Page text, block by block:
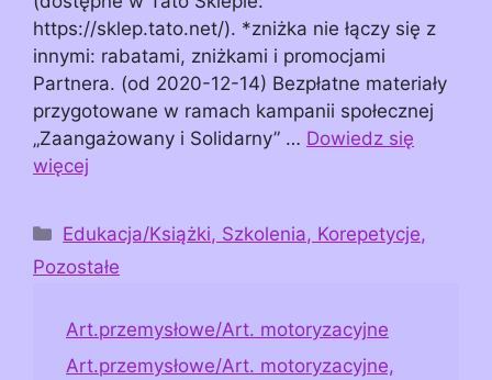
https://sklep.tato.net/). *zniżka nie łączy się z
innymi: rabatami, zniżkami i promocjami
Partnera. (od 2020-12-14) Bezpłatne materiały
przygotowane w ramach kampanii społecznej
„Zaangażowany i Solidarny” … Dowiedz się
więcej
Kategorie
Edukacja/Książki, Szkolenia, Korepetycje,
Pozostałe
Art.przemysłowe/Art. motoryzacyjne
Art.przemysłowe/Art. motoryzacyjne,